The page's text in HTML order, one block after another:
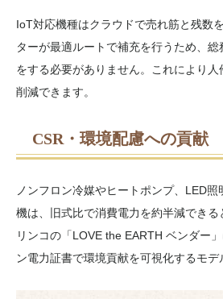
IoT対応機種はクラウドで売れ筋と残数
ターが最適ルートで補充を行うため、
をする必要がありません。これにより
削減できます。
CSR・環境配慮への貢献
ノンフロン冷媒やヒートポンプ、LED
機は、旧式比で消費電力を約半減できる
リンコの「LOVE the EARTH ベンダー
ン電力証書で環境貢献を可視化するモデ